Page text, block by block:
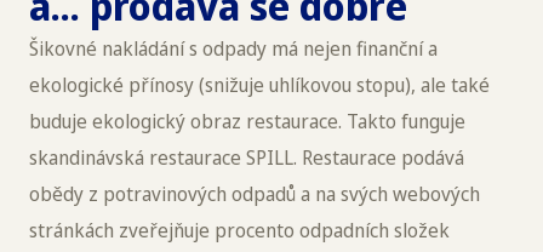
Šikovné nakládání s odpady má nejen finanční a
ekologické přínosy (snižuje uhlíkovou stopu), ale také
buduje ekologický obraz restaurace. Takto funguje
skandinávská restaurace SPILL. Restaurace podává
obědy z potravinových odpadů a na svých webových
stránkách zveřejňuje procento odpadních složek